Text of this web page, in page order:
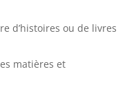
d’histoires ou de livres
matières et